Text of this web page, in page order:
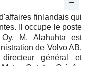
finlandais qui
Il occupe le poste
M. Alahuhta est
de Volvo AB,
général et